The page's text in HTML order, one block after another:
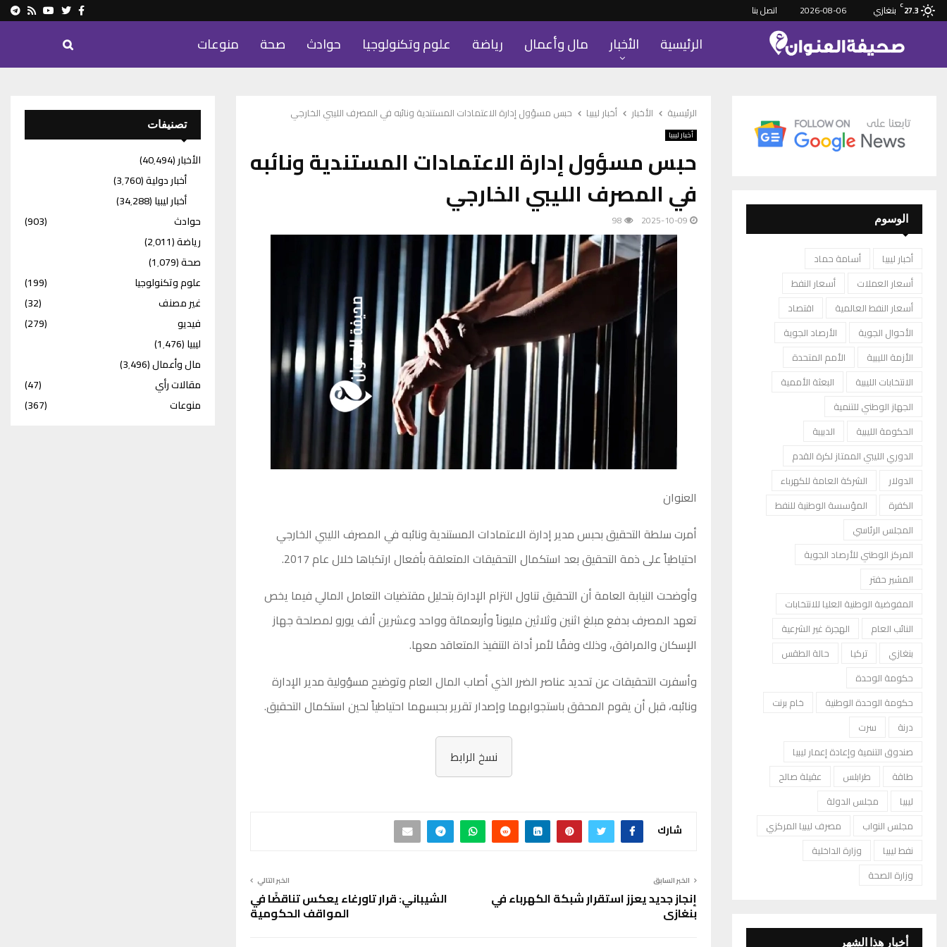
27.3
C بنغازي 2026-08-06 اتصل بنا Facebook
Twitter
Youtube
Rss
الرئيسية الأخبار مال وأعمال رياضة علوم وتكنولوجيا حوادث صحة منوعات
الرئيسية الأخبار أخبار ليبيا حبس مسؤول إدارة الاعتمادات المستندية ونائبه في المصرف الليبي الخارجي
أخبار ليبيا
حبس مسؤول إدارة الاعتمادات المستندية ونائبه
في المصرف الليبي الخارجي
2025-10-09
98
العنوان
أمرت سلطة التحقيق بحبس مدير إدارة الاعتمادات المستندية ونائبه في المصرف الليبي الخارجي
احتياطياً على ذمة التحقيق بعد استكمال التحقيقات المتعلقة بأفعال ارتكباها خلال عام 2017.
وأوضحت النيابة العامة أن التحقيق تناول التزام الإدارة بتحليل مقتضيات التعامل المالي فيما يخص
تعهد المصرف بدفع مبلغ اثنين وثلاثين مليوناً وأربعمائة وواحد وعشرين ألف يورو لمصلحة جهاز
الإسكان والمرافق، وذلك وفقًا لأمر أداة التنفيذ المتعاقد معها.
وأسفرت التحقيقات عن تحديد عناصر الضرر الذي أصاب المال العام وتوضيح مسؤولية مدير الإدارة
ونائبه، قبل أن يقوم المحقق باستجوابهما وإصدار تقرير بحبسهما احتياطياً لحين استكمال التحقيق.
نسخ الرابط
شارك
الخبر السابق
إنجاز جديد يعزز استقرار شبكة الكهرباء في
بنغازي
الخبر التالي
الشيباني: قرار تاورغاء يعكس تناقضًا في
المواقف الحكومية
الوسوم
أخبار ليبيا
أسامة حماد
أسعار العملات
أسعار النفط
أسعار النفط العالمية
اقتصاد
الأحوال الجوية
الأرصاد الجوية
الأزمة الليبية
الأمم المتحدة
الانتخابات الليبية
البعثة الأممية
الجهاز الوطني للتنمية
الحكومة الليبية
الدبيبة
الدوري الليبي الممتاز لكرة القدم
الدولار
الشركة العامة للكهرباء
الكفرة
المؤسسة الوطنية للنفط
المجلس الرئاسي
المركز الوطني للأرصاد الجوية
المشير حفتر
المفوضية الوطنية العليا للانتخابات
النائب العام
الهجرة غير الشرعية
بنغازي
تركيا
حالة الطقس
حكومة الوحدة
حكومة الوحدة الوطنية
خام برنت
درنة
سرت
صندوق التنمية وإعادة إعمار ليبيا
طاقة
طرابلس
عقيلة صالح
ليبيا
مجلس الدولة
مجلس النواب
مصرف ليبيا المركزي
نفط ليبيا
وزارة الداخلية
وزارة الصحة
أخبار هذا الشهر
تصنيفات
الأخبار(40٬494)
أخبار دولية(3٬760)
أخبار ليبيا(34٬288)
حوادث
(903)
رياضة(2٬011)
صحة(1٬079)
علوم وتكنولوجيا
(199)
غير مصنف
(32)
فيديو
(279)
ليبيا(1٬476)
مال وأعمال(3٬496)
مقالات رأي
(47)
منوعات
(367)